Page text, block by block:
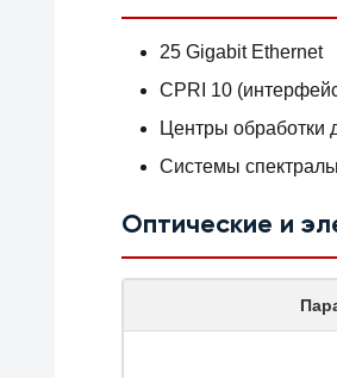
25 Gigabit Ethernet
CPRI 10
Центры
Системы
Оптические и